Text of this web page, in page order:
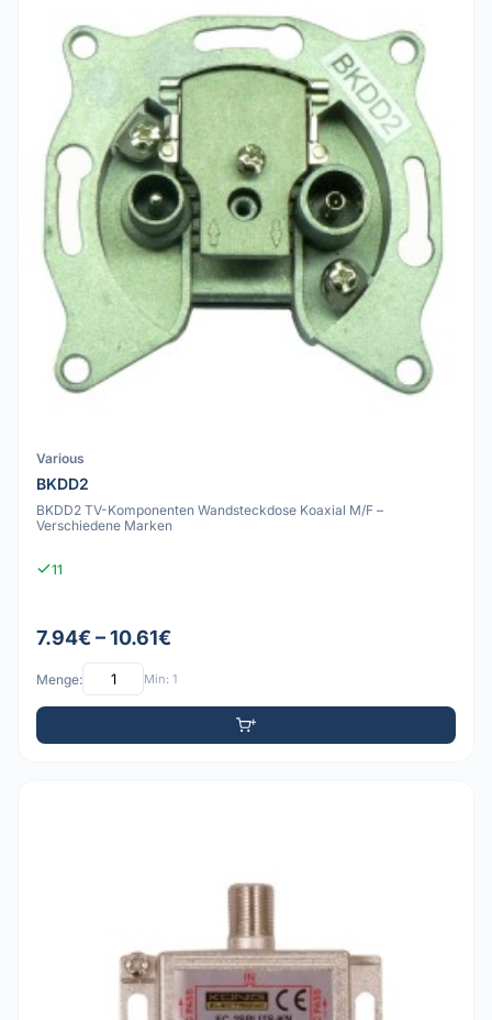
Various
BKDD2
BKDD2 TV-Komponenten Wandsteckdose Koaxial M/F –
Verschiedene Marken
11
7.94€ – 10.61€
Menge: Min: 1